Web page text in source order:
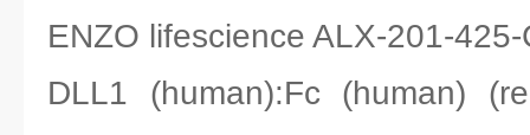
ENZO lifescience ALX-201-
DLL1 (human):Fc (human)